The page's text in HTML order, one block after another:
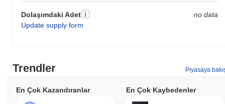
Dolaşımdaki Adet
Update supply form
no data
Trendler Piyasaya
En Çok Kazandıranlar En Çok Kaybedenler